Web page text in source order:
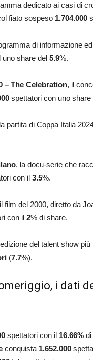
dedicato ai casi di
fiato sospeso 1.704.000
di informazione
uno share del 5.9%.
– The Celebration, il
spettatori con uno share
partita di Coppa Italia
, la docu-serie che
con il 3.5%.
film del 2000, diretto da
con il 2% di share.
del talent show
(7.7%).
i dati
spettatori con il 16.66% di
conquista 1.652.000